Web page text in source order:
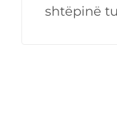
shtëpinë